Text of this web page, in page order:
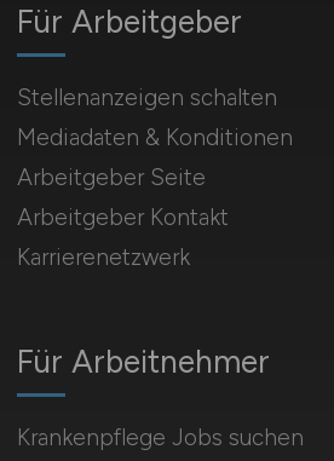
Für Arbeitnehmer
Krankenpflege Jobs suchen
Für Arbeitgeber
Stellenanzeigen schalten
Mediadaten & Konditionen
Arbeitgeber Seite
Arbeitgeber Kontakt
Karrierenetzwerk